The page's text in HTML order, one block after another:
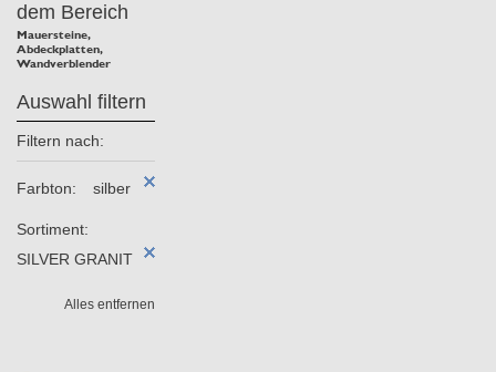
dem Bereich
Mauersteine,
Abdeckplatten,
Wandverblender
Auswahl filtern
Filtern nach:
Farbton: silber
Sortiment:
SILVER GRANIT
Alles entfernen